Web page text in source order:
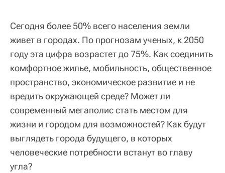
Сегодня более 50% всего населения земли
живет в городах. По прогнозам ученых, к 2050
году эта цифра возрастет до 75%. Как соединить
комфортное жилье, мобильность, общественное
пространство, экономическое развитие и не
вредить окружающей среде? Может ли
современный мегаполис стать местом для
жизни и городом для возможностей? Как будут
выглядеть города будущего, в которых
человеческие потребности встанут во главу
угла?